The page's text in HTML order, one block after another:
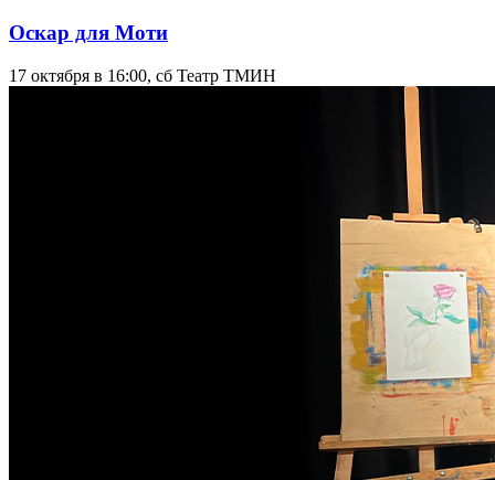
Оскар для Моти
17 октября в 16:00, сб Театр ТМИН